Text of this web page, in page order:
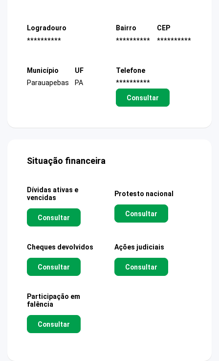
Logradouro
**********
Bairro
**********
CEP
**********
Município
Parauapebas
UF
PA
Telefone
**********
Consultar
Situação financeira
Dívidas ativas e
vencidas
Consultar
Protesto nacional
Consultar
Cheques devolvidos
Consultar
Ações judiciais
Consultar
Participação em
falência
Consultar